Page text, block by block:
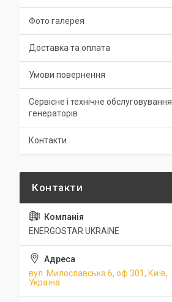
Фото галерея
Доставка та оплата
Умови повернення
Сервісне і технічне обслуговування
генераторів
Контакти
ENERGOSTAR UKRAINE
вул. Милославська 6, оф 301, Київ,
Україна